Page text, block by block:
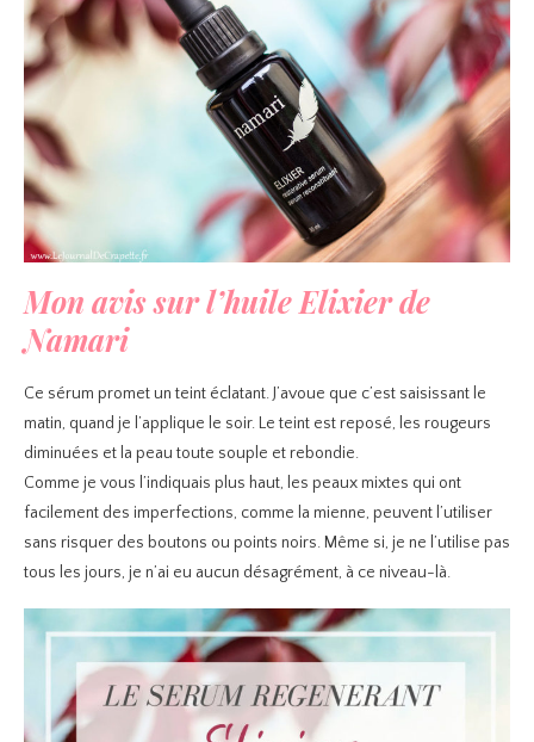
Mon avis sur l’huile Elixier de
Namari
Ce sérum promet un teint éclatant. J’avoue que c’est saisissant le
matin, quand je l’applique le soir. Le teint est reposé, les rougeurs
diminuées et la peau toute souple et rebondie.
Comme je vous l’indiquais plus haut, les peaux mixtes qui ont
facilement des imperfections, comme la mienne, peuvent l’utiliser
sans risquer des boutons ou points noirs. Même si, je ne l’utilise pas
tous les jours, je n’ai eu aucun désagrément, à ce niveau-là.